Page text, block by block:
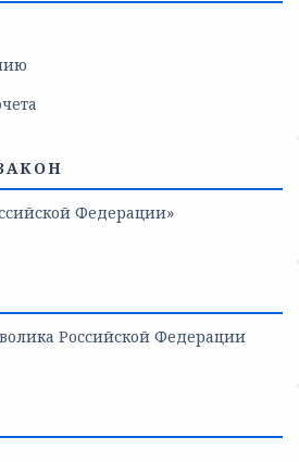
Федерации»
Российской Федерации